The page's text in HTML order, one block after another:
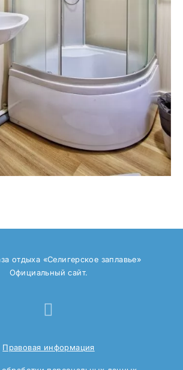
отдыха «Селигерское заплавье»
Официальный сайт.
Правовая информация